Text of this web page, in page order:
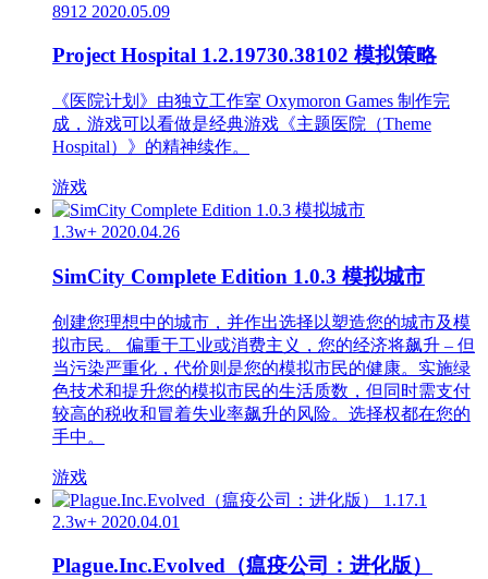
8912 2020.05.09
Project Hospital 1.2.19730.38102 模拟策略
《医院计划》由独立工作室 Oxymoron Games 制作完
成，游戏可以看做是经典游戏《主题医院（Theme
Hospital）》的精神续作。
游戏
1.3w+ 2020.04.26
SimCity Complete Edition 1.0.3 模拟城市
创建您理想中的城市，并作出选择以塑造您的城市及模
拟市民。 偏重于工业或消费主义，您的经济将飙升 – 但
当污染严重化，代价则是您的模拟市民的健康。实施绿
色技术和提升您的模拟市民的生活质数，但同时需支付
较高的税收和冒着失业率飙升的风险。选择权都在您的
手中。
游戏
2.3w+ 2020.04.01
Plague.Inc.Evolved（瘟疫公司：进化版）